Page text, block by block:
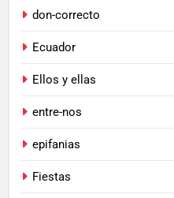
don-correcto
Ecuador
Ellos y ellas
entre-nos
epifanias
Fiestas